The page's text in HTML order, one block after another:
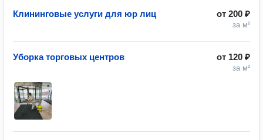
от 200 ₽
за м²
Клининговые услуги для юр лиц
от 120 ₽
за м²
Уборка торговых центров